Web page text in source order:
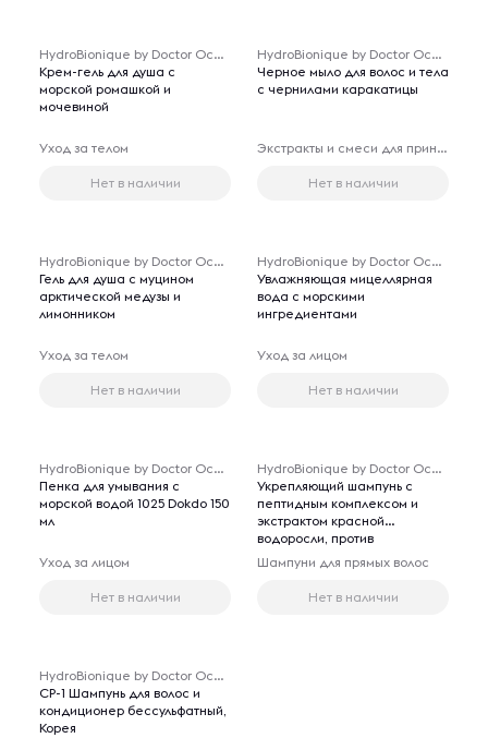
HydroBionique by Doctor Ocean
Крем-гель для душа с
морской ромашкой и
мочевиной
Уход за телом
Нет в наличии
HydroBionique by Doctor Ocean
Черное мыло для волос и тела
с чернилами каракатицы
Экстракты и смеси для принятия ванн
Нет в наличии
HydroBionique by Doctor Ocean
Гель для душа с муцином
арктической медузы и
лимонником
Уход за телом
Нет в наличии
HydroBionique by Doctor Ocean
Увлажняющая мицеллярная
вода с морскими
ингредиентами
Уход за лицом
Нет в наличии
HydroBionique by Doctor Ocean
Пенка для умывания с
морской водой 1025 Dokdo 150
мл
Уход за лицом
Нет в наличии
HydroBionique by Doctor Ocean
Укрепляющий шампунь с
пептидным комплексом и
экстрактом красной
водоросли, против
выпадения, для тонких и
ослабленных волос, 250 мл.
Шампуни для прямых волос
Нет в наличии
HydroBionique by Doctor Ocean
СP-1 Шампунь для волос и
кондиционер бессульфатный,
Корея